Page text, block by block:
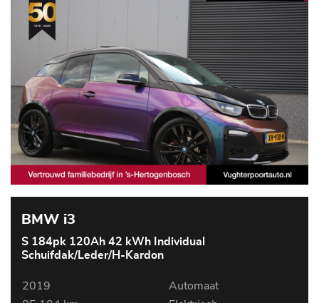
BMW i3
S 184pk 120Ah 42 kWh Individual
Schuifdak/Leder/H-Kardon
2019
Automaat